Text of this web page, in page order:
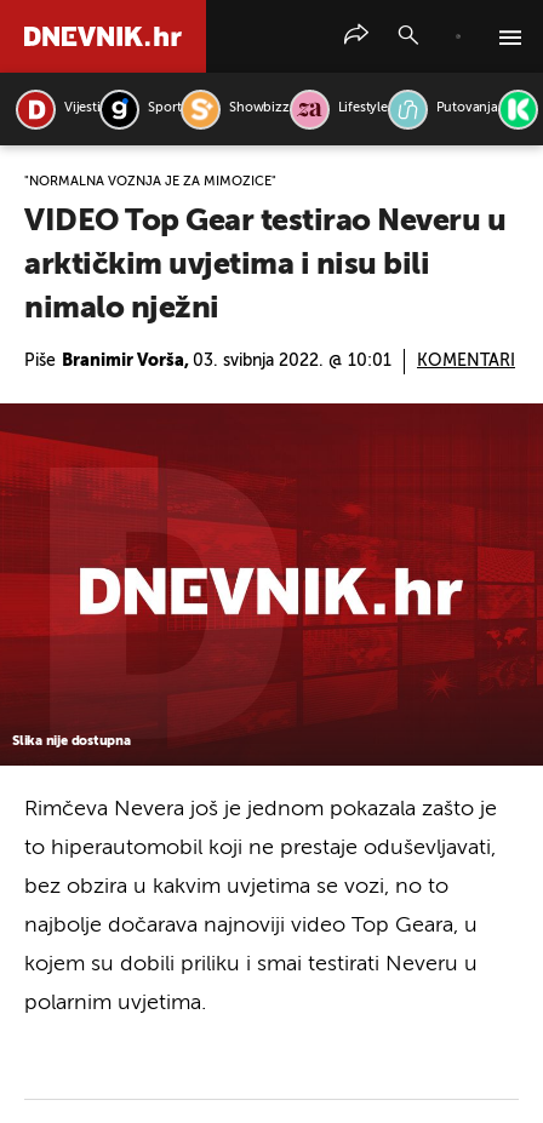
Vijesti Sport Showbizz Lifestyle Putovanja
"NORMALNA VOŽNJA JE ZA MIMOZICE"
VIDEO Top Gear testirao Neveru u
arktičkim uvjetima i nisu bili
nimalo nježni
Piše Branimir Vorša, 03. svibnja 2022. @ 10:01 KOMENTARI
Slika nije dostupna
Rimčeva Nevera još je jednom pokazala zašto je
to hiperautomobil koji ne prestaje oduševljavati,
bez obzira u kakvim uvjetima se vozi, no to
najbolje dočarava najnoviji video Top Geara, u
kojem su dobili priliku i smai testirati Neveru u
polarnim uvjetima.
PRETRAŽITE VIJESTI